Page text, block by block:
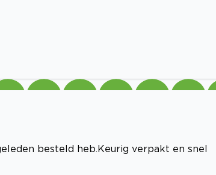
besteld heb.Keurig verpakt en snel